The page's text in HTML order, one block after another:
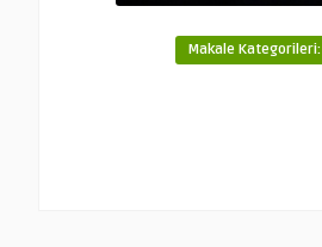
Makale Kategorileri: